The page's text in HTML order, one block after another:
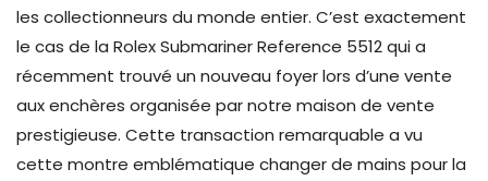
les collectionneurs du monde entier. C’est exactement
le cas de la Rolex Submariner Reference 5512 qui a
récemment trouvé un nouveau foyer lors d’une vente
aux enchères organisée par notre maison de vente
prestigieuse. Cette transaction remarquable a vu
cette montre emblématique changer de mains pour la